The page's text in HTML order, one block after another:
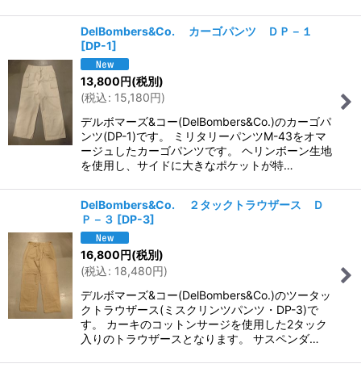
DelBombers&Co. カーゴパンツ ＤＰ－１
[DP-1]
13,800円(税別)
(税込: 15,180円)
デルボマーズ&コー(DelBombers&Co.)のカーゴパ
ンツ(DP-1)です。 ミリタリーパンツM-43をオマ
ージュしたカーゴパンツです。 ヘリンボーン生地
を使用し、サイドに大きなポケットが特…
DelBombers&Co. ２タックトラウザース Ｄ
Ｐ－３ [DP-3]
16,800円(税別)
(税込: 18,480円)
デルボマーズ&コー(DelBombers&Co.)のツータッ
クトラウザース(ミスクリンツパンツ・DP-3)で
す。 カーキのコットンサージを使用した2タック
入りのトラウザースとなります。 サスペンダ…